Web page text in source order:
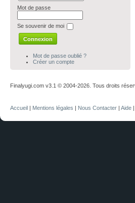
Mot de passe
Se souvenir de moi
Mot de passe oublié ?
Créer un compte
Finalyugi.com v3.1 © 2004-2026. Tous droits
Accueil | Mentions légales | Nous Contacter | Aide |